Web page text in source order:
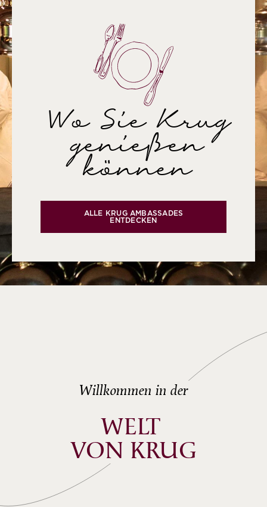
Wo Sie Krug
genießen
können
ALLE KRUG AMBASSADES
ENTDECKEN
Willkommen in der
WELT
VON KRUG